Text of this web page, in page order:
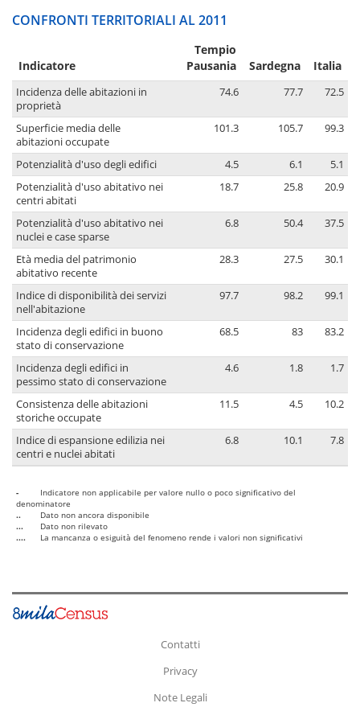
CONFRONTI TERRITORIALI AL 2011
Indicatore
Tempio
Pausania
Sardegna Italia
Incidenza delle abitazioni in
proprietà
74.6 77.7 72.5
Superficie media delle
abitazioni occupate
101.3 105.7 99.3
Potenzialità d'uso degli edifici 4.5 6.1
5.1
Potenzialità d'uso abitativo nei
centri abitati
18.7 25.8 20.9
Potenzialità d'uso abitativo nei
nuclei e case sparse
6.8 50.4 37.5
Età media del patrimonio
abitativo recente
28.3 27.5 30.1
Indice di disponibilità dei servizi
nell'abitazione
97.7 98.2 99.1
Incidenza degli edifici in buono
stato di conservazione
68.5 83 83.2
Incidenza degli edifici in
pessimo stato di conservazione
4.6 1.8 1.7
Consistenza delle abitazioni
storiche occupate
11.5 4.5 10.2
Indice di espansione edilizia nei
centri e nuclei abitati
6.8 10.1 7.8
-
Indicatore non applicabile per valore nullo o poco significativo del
denominatore
..
Dato non ancora disponibile
...
Dato non rilevato
....
La mancanza o esiguità del fenomeno rende i valori non significativi
Contatti
Privacy
Note Legali